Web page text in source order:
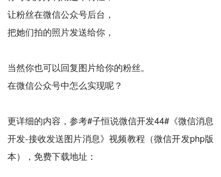
让粉丝在微信公众号后台，
把她们拍的照片发送给你，
当然你也可以回复图片给你的粉丝。
在微信公众号中怎么实现呢？
更详细的内容，参考#子恒说微信开发44#《微信消息
开发-接收发送图片消息》视频教程（微信开发php版
本），免费下载地址：